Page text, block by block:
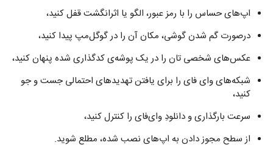
اپ‌های حساس را با رمز عبور، الگو یا اثرانگشت قفل کنید،
درصورت گم شدن گوشی، مکان آن را در گوگل‌مپ پیدا کنید،
عکس‌های شخصی تان را در یک پوشه‌ی کدگذاری شده پنهان کنید،
شبکه‌های وای فای را برای یافتن تهدیدهای احتمالی جست و جو
کنید،
سرعت بارگذاری و دانلودِ وای‌فای را کنترل کنید،
از سطح مجوز دادن به اپ‌های نصب شده، مطلع شوید.